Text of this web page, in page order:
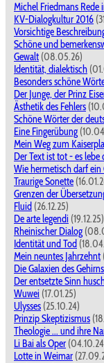
Michel Friedmans Rede
KV-Dialogkultur 2016
Vorsichtige
Schöne und
Gewalt (08.05.26)
Identität, dialektisch
Besonders schöne
Der Junge, der Prinz
Ästhetik des Fehlers
Schöne Wörter der
Eine Fingerübung
Mein Weg zum
Der Text ist tot - es lebe
Wie hermetisch darf ein
Traurige Sonette
Grenzen der
Fluid (26.12.25)
De arte legendi (19.12.25)
Rheinischer Dialog
Identität und Tod
Mein neuntes Jahrzehnt
Die Galaxien des Gehirns
Der entsetzte Sinn
Wuwei (17.01.25)
Ulysses (25.10.24)
Prinzip Skeptizismus
Theologie ... und ihre
Li Bai als Oper
Lotte in Weimar